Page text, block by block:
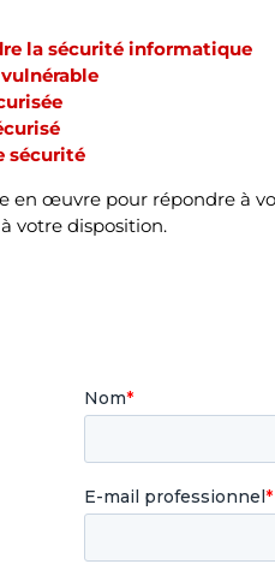
la sécurité informatique
sécurité
en œuvre pour répondre à
votre disposition.